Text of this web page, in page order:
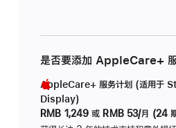
是否要添加 AppleCare+ 服
AppleCare+ 服务计划 (适用于
Display)
RMB 1,249 或 RMB 53/月 (24